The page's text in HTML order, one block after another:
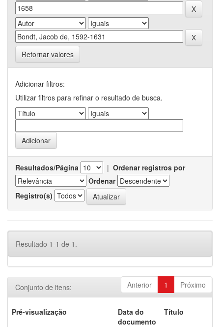
Retornar valores
Adicionar filtros:
Utilizar filtros para refinar o resultado de busca.
Resultados/Página | Ordenar registros por
Ordenar
Registro(s)
Resultado 1-1 de 1.
Anterior 1 Próximo
Conjunto de itens:
Pré-visualização
Data do
documento
Título